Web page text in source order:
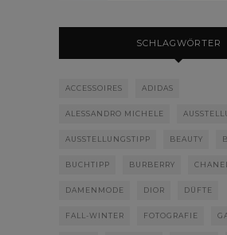
SCHLAGWÖRTER
ACCESSOIRES ADIDAS
ALESSANDRO MICHELE
AUSSTELLUNGSTIPP BEAUTY
BUCHTIPP BURBERRY CHANEL
DAMENMODE DIOR DÜFTE
FALL-WINTER FOTOGRAFIE